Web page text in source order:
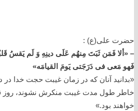
حضرت علی(ع) :
– «ألا فَمَن ثَبَتَ مِنهُم عَلَی دینِهِ وَ لَم یَقسُ
فَهو مَعی فی دَرَجَتی یَومَ القیامَه»
«بدانید آنان که در زمان غیبت حجت خدا در
خاطر طول مدت غیبت منکرش نشوند، روز
خواهند بود.»